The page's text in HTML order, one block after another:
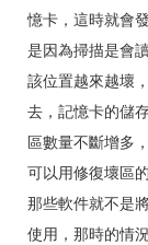
憶卡，這時就會
是因為掃描是會
該位置越來越壞
去，記憶卡的儲
區數量不斷增多
可以用修復壞區
那些軟件就不是
使用，那時的情